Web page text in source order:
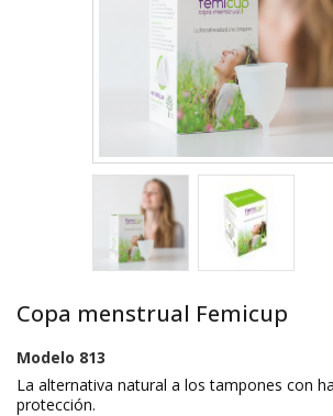
Copa menstrual Femicup
Modelo 813
La alternativa natural a los tampones con
protección.